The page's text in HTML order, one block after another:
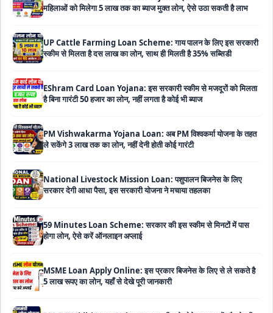
UP Cattle Farming Loan Scheme: गाय पालन के लिए इस सरकारी
EShram Card Loan Yojana: इस सरकारी स्कीम से मजदूरों को मिलता
PM Vishwakarma Yojana Loan: अब PM विश्वकर्मा योजना के तहत
National Livestock Mission Loan: पशुपालन बिजनेस के लिए
59 Minutes Loan Scheme: सरकार की इस स्कीम से मिनटों में पास
MSME Loan Apply Online: इस प्रकार बिजनेस के लिए से ले सकते है
PM SVANidhi Loan Yojana: इस स्कीम से छोटे दुकानदारों और रेहड़ी-